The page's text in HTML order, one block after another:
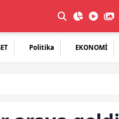
Politika EKONOMİ